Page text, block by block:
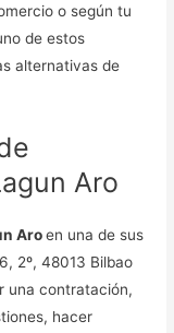
o según tu
de estos
alternativas de
Aro
Aroen una de sus
2º, 48013 Bilbao
una contratación,
hacer